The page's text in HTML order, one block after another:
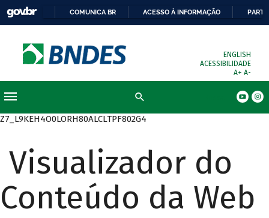
COMUNICA BR ACESSO À INFORMAÇÃO
ENGLISH
ACESSIBILIDADE
A+ A-
Z7_L9KEH4O0LORH80ALCLTPF802G4
Visualizador do
Conteúdo da Web